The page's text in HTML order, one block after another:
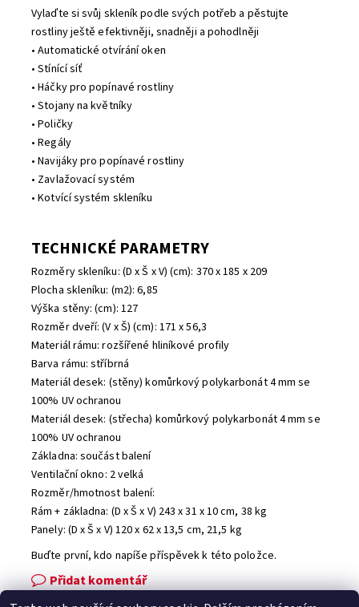
Vylaďte si svůj skleník podle svých potřeb a pěstujte
rostliny ještě efektivněji, snadněji a pohodlněji
• Automatické otvírání oken
• Stínící síť
• Háčky pro popínavé rostliny
• Stojany na květníky
• Poličky
• Regály
• Navijáky pro popínavé rostliny
• Zavlažovací systém
• Kotvící systém skleníku
TECHNICKÉ PARAMETRY
Rozměry skleníku: (D x Š x V) (cm): 370 x 185 x 209
Plocha skleníku: (m2): 6,85
Výška stěny: (cm): 127
Rozměr dveří: (V x Š) (cm): 171 x 56,3
Materiál rámu: rozšířené hliníkové profily
Barva rámu: stříbrná
Materiál desek: (stěny) komůrkový polykarbonát 4 mm se
100% UV ochranou
Materiál desek: (střecha) komůrkový polykarbonát 4 mm se
100% UV ochranou
Základna: součást balení
Ventilační okno: 2 velká
Rozměr/hmotnost balení:
Rám + základna: (D x Š x V) 243 x 31 x 10 cm, 38 kg
Panely: (D x Š x V) 120 x 62 x 13,5 cm, 21,5 kg
Buďte první, kdo napíše příspěvek k této položce.
Přidat komentář